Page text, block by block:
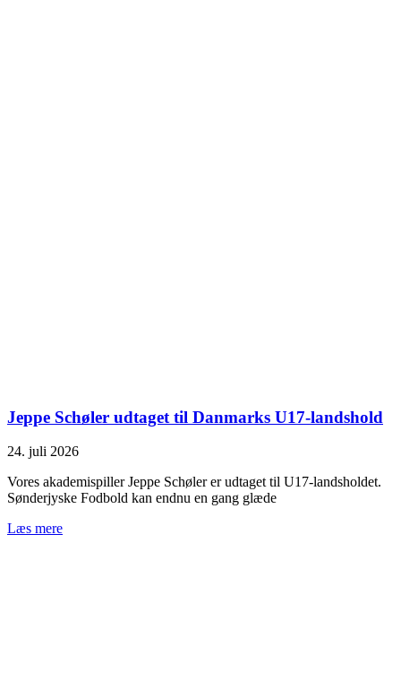
Jeppe Schøler udtaget til Danmarks U17-landshold
24. juli 2026
Vores akademispiller Jeppe Schøler er udtaget til U17-landsholdet.
Sønderjyske Fodbold kan endnu en gang glæde
Læs mere